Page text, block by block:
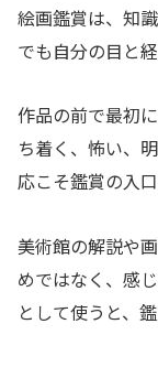
絵画鑑賞は、知
でも自分の目と
作品の前で最初
ち着く、怖い、
応こそ鑑賞の入口
美術館の解説や
めではなく、感
として使うと、